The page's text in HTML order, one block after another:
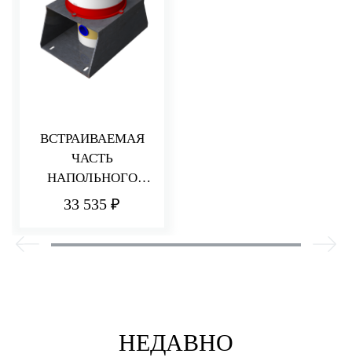
ВСТРАИВАЕМАЯ
ЧАСТЬ
НАПОЛЬНОГО
СМЕСИТЕЛЯ ДЛЯ
33 535 ₽
НЕДАВНО